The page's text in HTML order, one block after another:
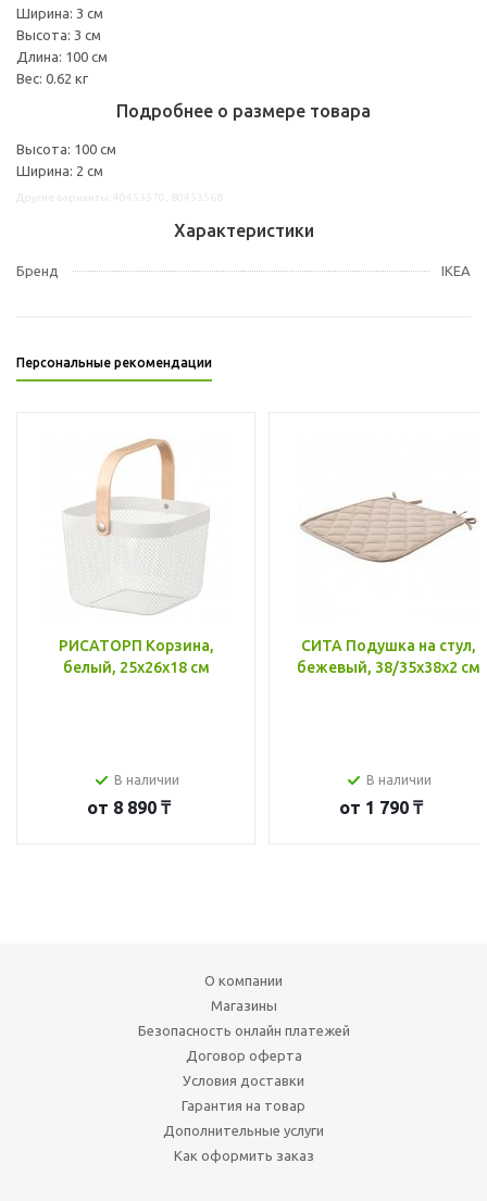
Ширина: 3 см
Высота: 3 см
Длина: 100 см
Вес: 0.62 кг
Подробнее о размере товара
Высота: 100 см
Ширина: 2 см
Характеристики
Бренд IKEA
Персональные рекомендации
РИСАТОРП Корзина,
белый, 25x26x18 см
В наличии
от 8 890 ₸
СИТА Подушка на стул,
бежевый, 38/35x38x2 см
В наличии
от 1 790 ₸
О компании
Магазины
Безопасность онлайн платежей
Договор оферта
Условия доставки
Гарантия на товар
Дополнительные услуги
Как оформить заказ